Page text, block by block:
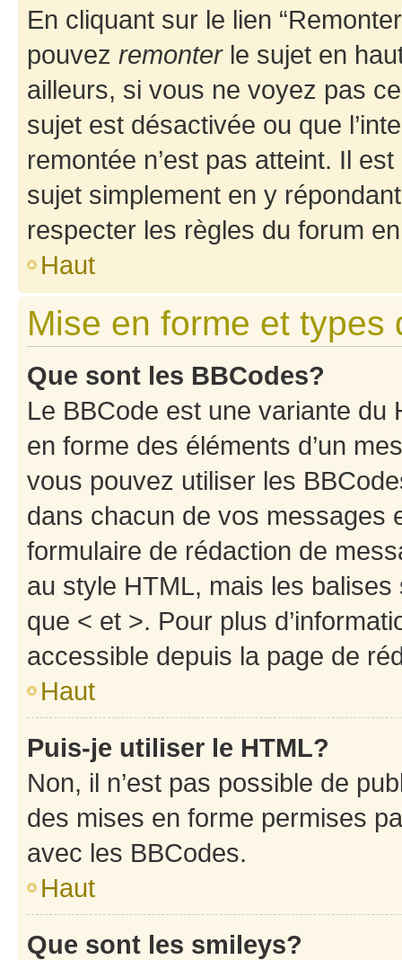
En cliquant sur le lien
pouvez remonterle sujet en
ailleurs, si vous ne voyez pas
sujet est désactivée ou que
remontée n’est pas atteint. Il
sujet simplement en y
respecter les règles du forum
Haut
Mise en forme et types
Que sont les BBCodes?
Le BBCode est une variante du
en forme des éléments d’un
vous pouvez utiliser les
dans chacun de vos messages
formulaire de rédaction de
au style HTML, mais les
que < et >. Pour plus
accessible depuis la page de
Haut
Puis-je utiliser le HTML?
Non, il n’est pas possible de
des mises en forme permises
avec les BBCodes.
Haut
Que sont les smileys?